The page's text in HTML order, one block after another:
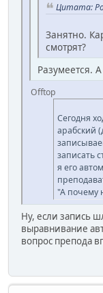
Цитата:
Занятно.
смотрят?
Разумеется.
Offtop
Сегодня
арабский
записать
я его
"А почему
Ну, если запись
выравнивание
вопрос препода